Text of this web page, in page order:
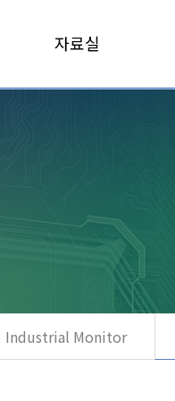
자료실
Industrial Monitor